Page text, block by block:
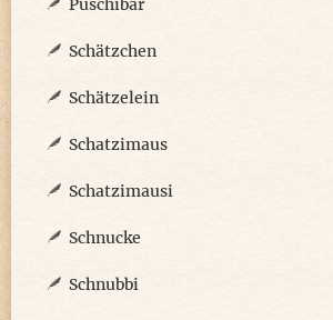
Puschibär
Schätzchen
Schätzelein
Schatzimaus
Schatzimausi
Schnucke
Schnubbi